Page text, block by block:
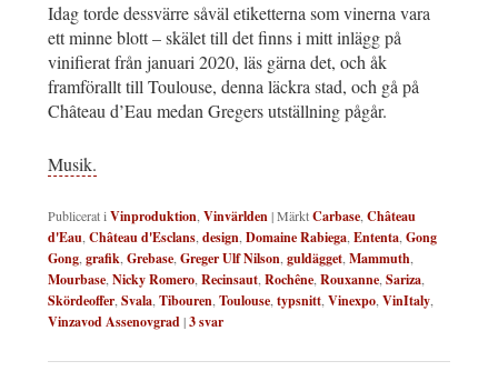
Idag torde dessvärre såväl etiketterna som vinerna vara
ett minne blott – skälet till det finns i mitt inlägg på
vinifierat från januari 2020, läs gärna det, och åk
framförallt till Toulouse, denna läckra stad, och gå på
Château d’Eau medan Gregers utställning pågår.
Musik.
Publicerat iVinproduktion,Vinvärlden|MärktCarbase,Château
d'Eau,Château d'Esclans,design,Domaine Rabiega,Ententa,Gong
Gong,grafik,Grebase,Greger Ulf Nilson,guldägget,Mammuth,
Mourbase,Nicky Romero,Recinsaut,Rochêne,Rouxanne,Sariza,
Skördeoffer,Svala,Tibouren,Toulouse,typsnitt,Vinexpo,VinItaly,
Vinzavod Assenovgrad|3svar